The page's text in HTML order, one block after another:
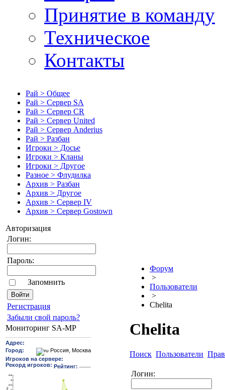
Принятие в команду
Техническое
Контакты
Рай > Общее
Рай > Сервер SA
Рай > Сервер CR
Рай > Сервер United
Рай > Сервер Anderius
Рай > Разбан
Игроки > Досье
Игроки > Кланы
Игроки > Другое
Разное > Флудилка
Архив > Разбан
Архив > Другое
Архив > Сервер IV
Архив > Сервер Gostown
Авторизация
Логин:
Пароль:
Запомнить
Pегиcтрaция
Забыли свой пароль?
Мониторинг SA-MP
Форум
>
Пользователи
>
Chelita
Chelita
Поиск Пользователи
Логин: